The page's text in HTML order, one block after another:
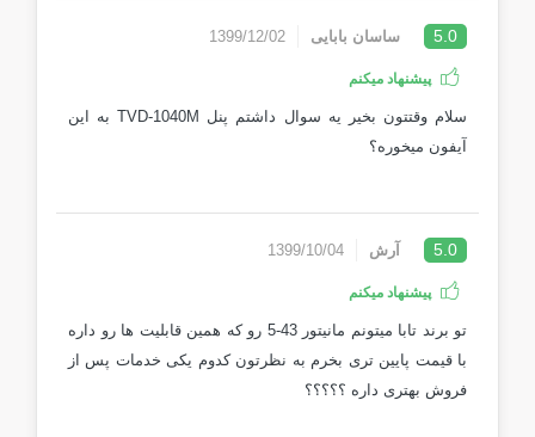
5.0 ساسان بابایی 1399/12/02
پیشنهاد میکنم
سلام وقتتون بخیر یه سوال داشتم پنل TVD-1040M به این
آیفون میخوره؟
5.0 آرش 1399/10/04
پیشنهاد میکنم
تو برند تابا میتونم مانیتور 43-5 رو که همین قابلیت ها رو داره
با قیمت پایین تری بخرم به نظرتون کدوم یکی خدمات پس از
فروش بهتری داره ؟؟؟؟؟